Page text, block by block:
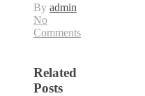
By admin
No
Comments
Related
Posts